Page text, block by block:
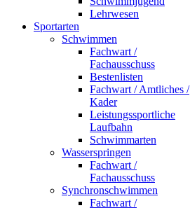
Lehrwesen
Sportarten
Schwimmen
Fachwart /
Fachausschuss
Bestenlisten
Fachwart / Amtliches /
Kader
Leistungssportliche
Laufbahn
Schwimmarten
Wasserspringen
Fachwart /
Fachausschuss
Synchronschwimmen
Fachwart /